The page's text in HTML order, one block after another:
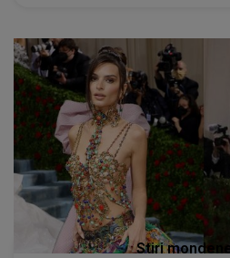
Stiri mondene